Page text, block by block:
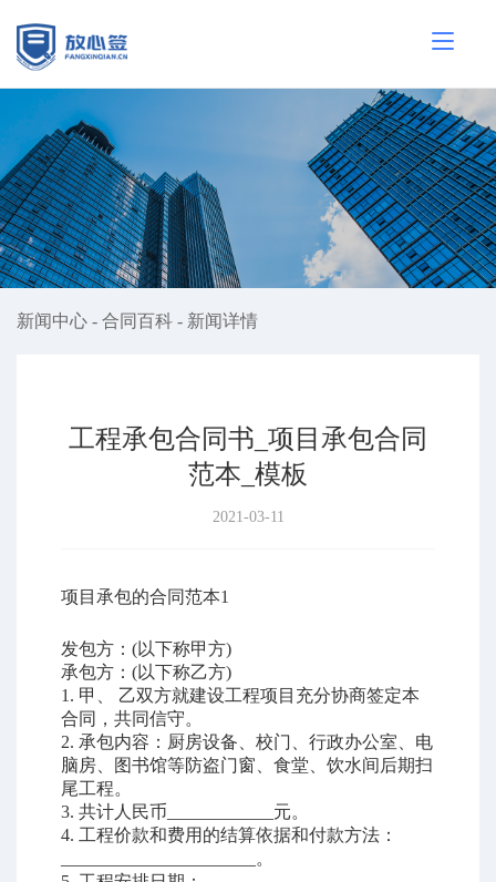
新闻中心 - 合同百科 - 新闻详情
工程承包合同书_项目承包合同
范本_模板
2021-03-11
项目承包的合同范本1
发包方： (以下称甲方)
承包方： (以下称乙方)
1. 甲、 乙双方就建设工程项目充分协商签定本
合同 ，共同信守。
2. 承包内容：厨房设备、校门、行政办公室、电
脑房、图书馆等防盗门窗、食堂、饮水间后期扫
尾工程。
3. 共计人民币
元。
4. 工程价款和费用的结算依据和付款方法：
。